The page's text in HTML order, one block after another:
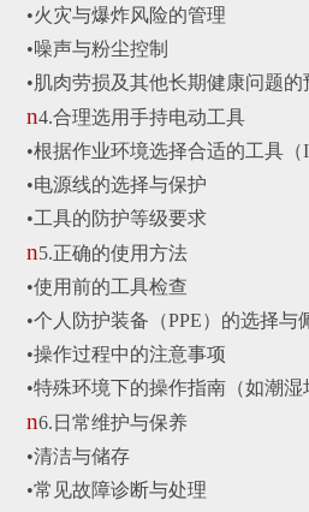
•火灾与爆炸风险的管理
•噪声与粉尘控制
• 肌肉劳损及其他长期健康问题的
n4.合理选用手持电动工具
•根据作业环境选择合适的工具（
•电源线的选择与保护
•工具的防护等级要求
n5.正确的使用方法
•使用前的工具检查
•个人防护装备（PPE）的选择与
•操作过程中的注意事项
•特殊环境下的操作指南（如潮湿
n6. 日常维护与保养
•清洁与储存
•常见故障诊断与处理